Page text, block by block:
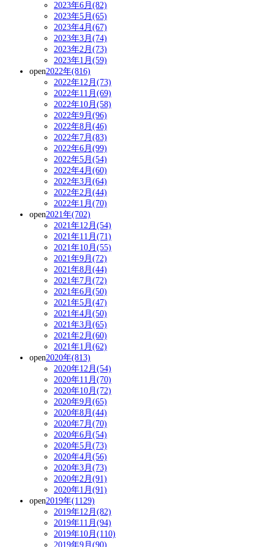
2023年6月(82)
2023年5月(65)
2023年4月(67)
2023年3月(74)
2023年2月(73)
2023年1月(59)
open2022年(816)
2022年12月(73)
2022年11月(69)
2022年10月(58)
2022年9月(96)
2022年8月(46)
2022年7月(83)
2022年6月(99)
2022年5月(54)
2022年4月(60)
2022年3月(64)
2022年2月(44)
2022年1月(70)
open2021年(702)
2021年12月(54)
2021年11月(71)
2021年10月(55)
2021年9月(72)
2021年8月(44)
2021年7月(72)
2021年6月(50)
2021年5月(47)
2021年4月(50)
2021年3月(65)
2021年2月(60)
2021年1月(62)
open2020年(813)
2020年12月(54)
2020年11月(70)
2020年10月(72)
2020年9月(65)
2020年8月(44)
2020年7月(70)
2020年6月(54)
2020年5月(73)
2020年4月(56)
2020年3月(73)
2020年2月(91)
2020年1月(91)
open2019年(1129)
2019年12月(82)
2019年11月(94)
2019年10月(110)
2019年9月(90)